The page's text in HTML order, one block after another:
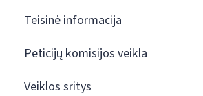
Teisinė informacija
Peticijų komisijos veikla
Veiklos sritys